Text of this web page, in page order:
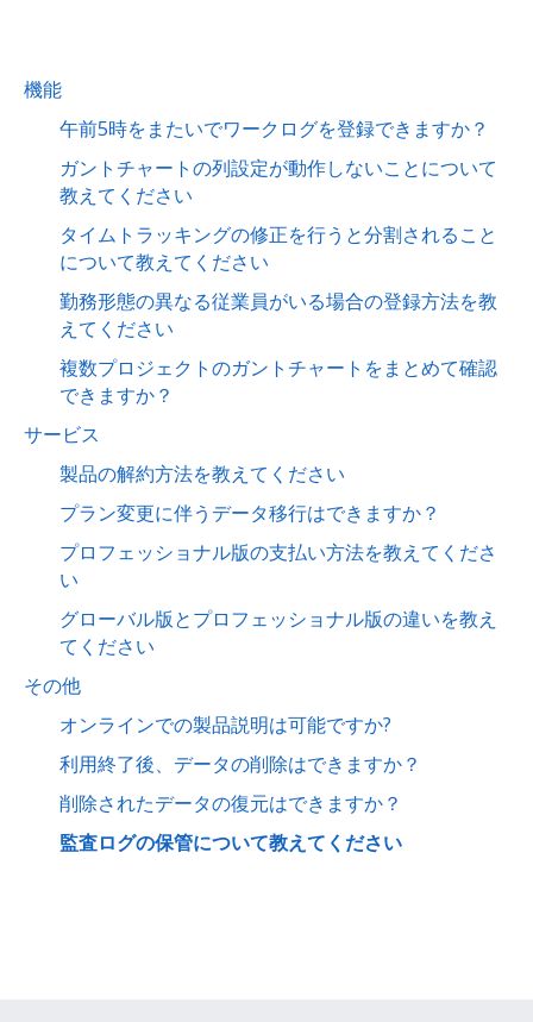
機能
午前5時をまたいでワークログを登録できますか？
ガントチャートの列設定が動作しないことについて
教えてください
タイムトラッキングの修正を行うと分割されること
について教えてください
勤務形態の異なる従業員がいる場合の登録方法を教
えてください
複数プロジェクトのガントチャートをまとめて確認
できますか？
サービス
製品の解約方法を教えてください
プラン変更に伴うデータ移行はできますか？
プロフェッショナル版の支払い方法を教えてくださ
い
グローバル版とプロフェッショナル版の違いを教え
てください
その他
オンラインでの製品説明は可能ですか?
利用終了後、データの削除はできますか？
削除されたデータの復元はできますか？
監査ログの保管について教えてください